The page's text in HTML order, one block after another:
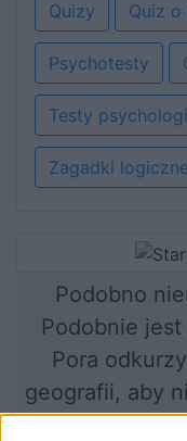
Quizy Quiz o
Psychotesty
Testy
Zagadki
Podobno
Podobnie
Pora
geografii, aby